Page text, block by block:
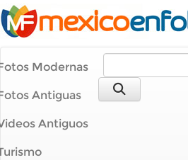
Modernas
Antiguas
Antiguos